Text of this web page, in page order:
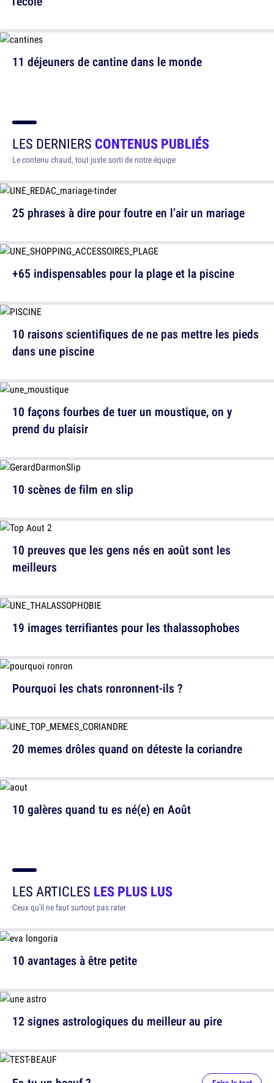
11 déjeuners de cantine dans le monde
LES DERNIERS CONTENUS PUBLIÉS
Le contenu chaud, tout juste sorti de notre équipe
25 phrases à dire pour foutre en l’air un mariage
10 raisons scientifiques de ne pas mettre les pieds
dans une piscine
10 scènes de film en slip
19 images terrifiantes pour les thalassophobes
20 memes drôles quand on déteste la coriandre
+65 indispensables pour la plage et la piscine
10 façons fourbes de tuer un moustique, on y
prend du plaisir
10 preuves que les gens nés en août sont les
meilleurs
Pourquoi les chats ronronnent-ils ?
10 galères quand tu es né(e) en Août
LES ARTICLES LES PLUS LUS
Ceux qu'il ne faut surtout pas rater
10 avantages à être petite
12 signes astrologiques du meilleur au pire